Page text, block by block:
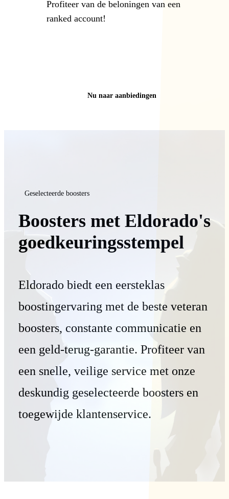
Profiteer van de beloningen van een
ranked account!
Nu naar aanbiedingen
Geselecteerde boosters
Boosters met Eldorado's
goedkeuringsstempel
Eldorado biedt een eersteklas
boostingervaring met de beste veteran
boosters, constante communicatie en
een geld-terug-garantie. Profiteer van
een snelle, veilige service met onze
deskundig geselecteerde boosters en
toegewijde klantenservice.